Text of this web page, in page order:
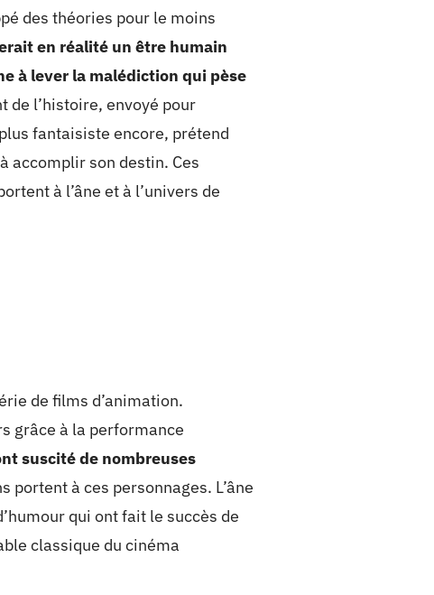
des théories pour le moins
en réalité un être humain
à lever la malédiction qui pèse
de l’histoire, envoyé pour
fantaisiste encore, prétend
accomplir son destin. Ces
à l’âne et à l’univers de
de films d’animation.
grâce à la performance
suscité de nombreuses
portent à ces personnages. L’âne
qui ont fait le succès de
classique du cinéma